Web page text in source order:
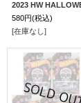
580円(税込)
[在庫なし]